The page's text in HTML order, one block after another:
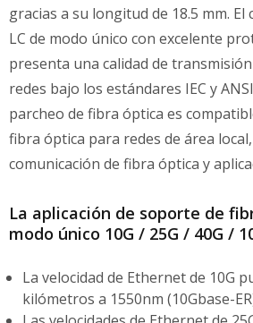
gracias a su longitud de 18.5 mm. El
LC de modo único con excelente
presenta una calidad de
redes bajo los estándares IEC y
parcheo de fibra óptica es
fibra óptica para redes de área
comunicación de fibra óptica y
La aplicación de soporte de
modo único 10G / 25G / 40G /
La velocidad de Ethernet de 10G
kilómetros a 1550nm (10Gbase-